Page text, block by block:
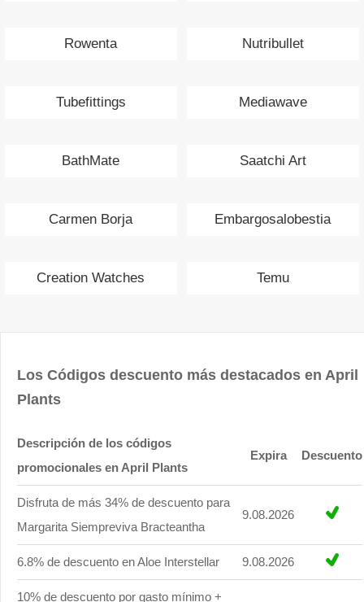
Rowenta Nutribullet
Tubefittings Mediawave
BathMate Saatchi Art
Carmen Borja Embargosalobestia
Creation Watches Temu
Los Códigos descuento más destacados en April
Plants
Descripción de los códigos
promocionales en April Plants
Expira Descuento
Disfruta de más 34% de descuento para
Margarita Siempreviva Bracteantha
9.08.2026
6.8% de descuento en Aloe Interstellar 9.08.2026
10% de descuento por gasto mínimo +